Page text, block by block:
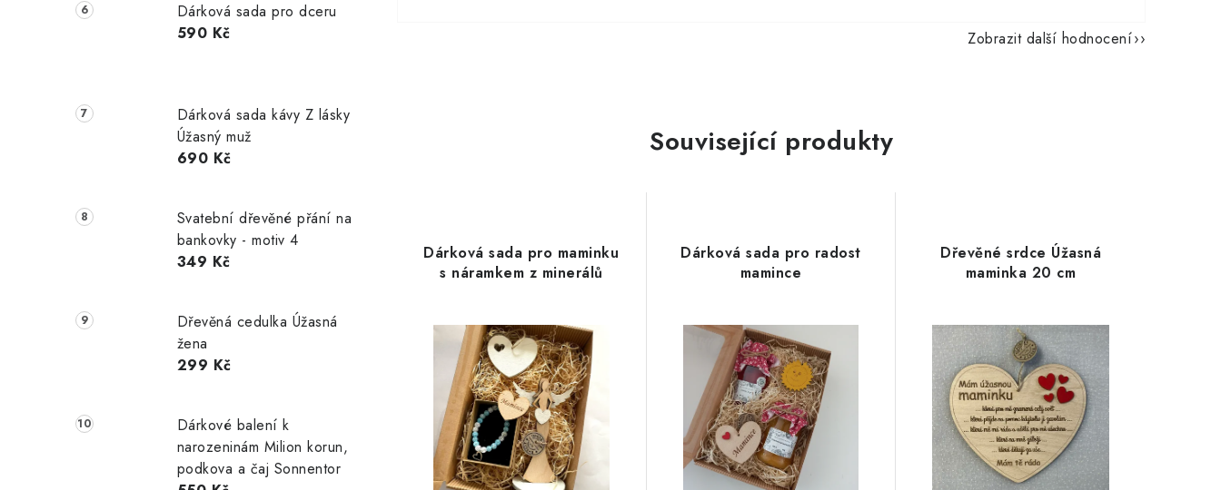
Dárková sada pro dceru
590 Kč
Dárková sada kávy Z lásky
Úžasný muž
690 Kč
Svatební dřevěné přání na
bankovky - motiv 4
349 Kč
Dřevěná cedulka Úžasná
žena
299 Kč
Dárkové balení k
narozeninám Milion korun,
podkova a čaj Sonnentor
Zobrazit další hodnocení
Související produkty
Dárková sada pro maminku
s náramkem z minerálů
Dárková sada pro radost
mamince
Dřevěné srdce Úžasná
maminka 20 cm